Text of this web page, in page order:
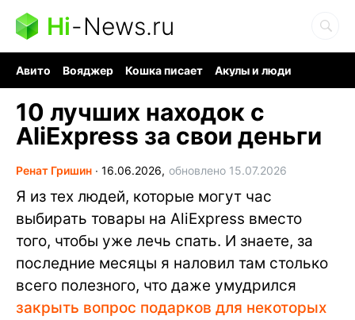
Hi-News.ru
Авито Вояджер Кошка писает
Акулы и люди
10 лучших находок с
AliExpress за свои деньги
Ренат Гришин ∙ 16.06.2026, обновлено 15.07.2026
Я из тех людей, которые могут час
выбирать товары на AliExpress вместо
того, чтобы уже лечь спать. И знаете, за
последние месяцы я наловил там столько
всего полезного, что даже умудрился
закрыть вопрос подарков для некоторых